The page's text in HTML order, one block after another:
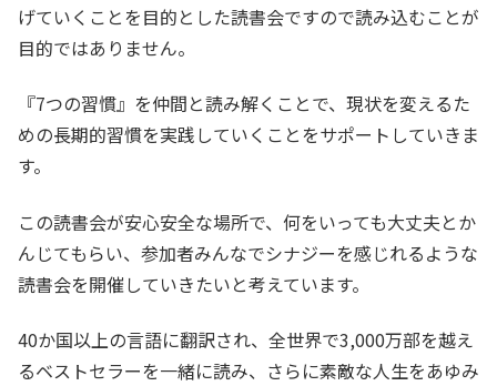
げていくことを目的とした読書会ですので読み込むことが
目的ではありません。
『7つの習慣』を仲間と読み解くことで、現状を変えるた
めの長期的習慣を実践していくことをサポートしていきま
す。
この読書会が安心安全な場所で、何をいっても大丈夫とか
んじてもらい、参加者みんなでシナジーを感じれるような
読書会を開催していきたいと考えています。
40か国以上の言語に翻訳され、全世界で3,000万部を越え
るベストセラーを一緒に読み、さらに素敵な人生をあゆみ